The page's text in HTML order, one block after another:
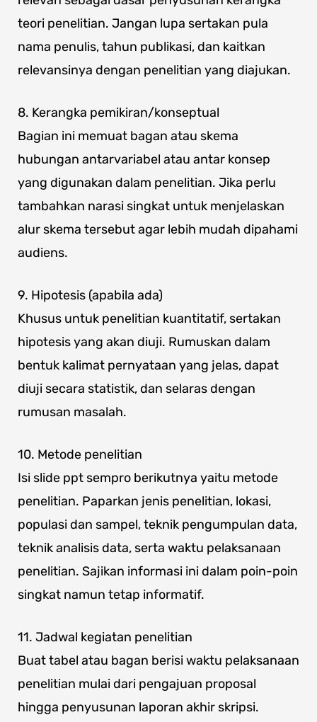
teori penelitian. Jangan lupa sertakan pula
nama penulis, tahun publikasi, dan kaitkan
relevansinya dengan penelitian yang diajukan.
8. Kerangka pemikiran/konseptual
Bagian ini memuat bagan atau skema
hubungan antarvariabel atau antar konsep
yang digunakan dalam penelitian. Jika perlu
tambahkan narasi singkat untuk menjelaskan
alur skema tersebut agar lebih mudah dipahami
audiens.
9. Hipotesis (apabila ada)
Khusus untuk penelitian kuantitatif, sertakan
hipotesis yang akan diuji. Rumuskan dalam
bentuk kalimat pernyataan yang jelas, dapat
diuji secara statistik, dan selaras dengan
rumusan masalah.
10. Metode penelitian
Isi slide ppt sempro berikutnya yaitu metode
penelitian. Paparkan jenis penelitian, lokasi,
populasi dan sampel, teknik pengumpulan data,
teknik analisis data, serta waktu pelaksanaan
penelitian. Sajikan informasi ini dalam poin-poin
singkat namun tetap informatif.
11. Jadwal kegiatan penelitian
Buat tabel atau bagan berisi waktu pelaksanaan
penelitian mulai dari pengajuan proposal
hingga penyusunan laporan akhir skripsi.